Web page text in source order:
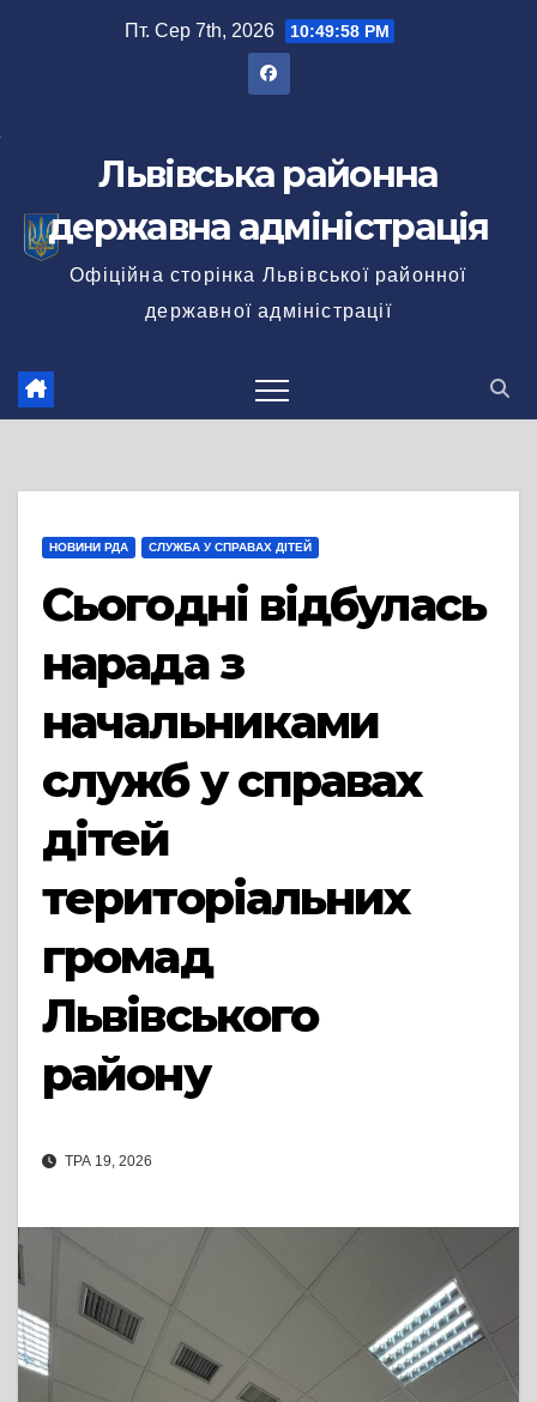
Пт. Сер 7th, 2026 10:49:59 PM
Львівська районна
державна адміністрація
Офіційна сторінка Львівської районної
державної адміністрації
НОВИНИ РДА СЛУЖБА У СПРАВАХ ДІТЕЙ
Сьогодні відбулась
нарада з
начальниками
служб у справах
дітей
територіальних
громад
Львівського
району
ТРА 19, 2026